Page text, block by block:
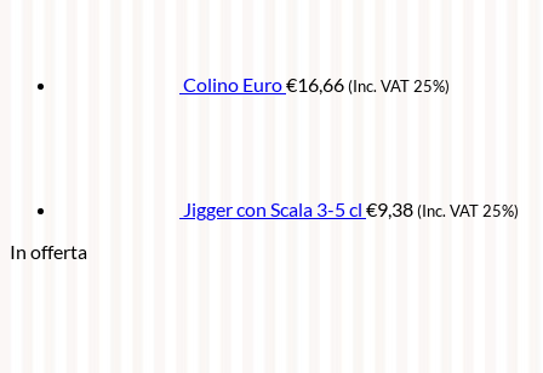
Colino Euro€16,66(Inc. VAT 25%)
Jigger con Scala 3-5 cl €9,38(Inc. VAT 25%)
In offerta